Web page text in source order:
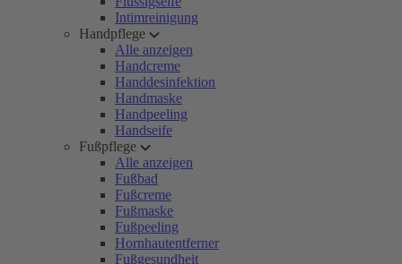
Intimreinigung
Handpflege
Alle anzeigen
Handcreme
Handdesinfektion
Handmaske
Handpeeling
Handseife
Fußpflege
Alle anzeigen
Fußbad
Fußcreme
Fußmaske
Fußpeeling
Hornhautentferner
Fußgesundheit